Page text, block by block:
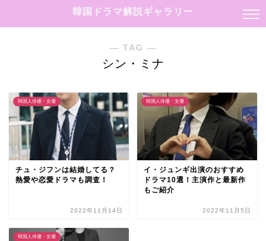
韓国ドラマ解説ギャラリー
― TAG ―
シン・ミナ
韓国人俳優・女優
チュ・ジフンは結婚してる？
熱愛や恋愛ドラマも調査！
2022年11月14日
韓国人俳優・女優
イ・ジュンギ出演のおすすめ
ドラマ10選！主演作と最新作
もご紹介
2022年11月5日
韓国人俳優・女優